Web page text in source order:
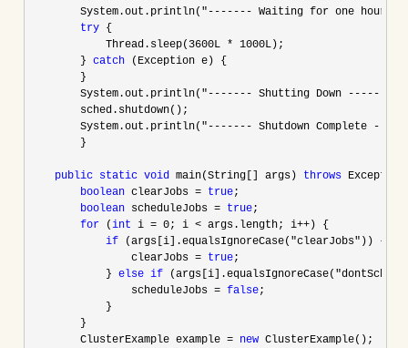
        System.out.println(
"------- Waiting for one
try {
            Thread.sleep(
3600L * 1000L);
        }
catch (Exception e) {
        }
        System.out.println(
"------- Shutting Down
        sched.shutdown();
        System.out.println(
"------- Shutdown Complete
        }
public static void main(String[] args) throws
boolean clearJobs = true;
boolean scheduleJobs = true;
for (int i = 0; i < args.length; i++) {
if (args[i].equalsIgnoreCase("clearJobs" )) {
                clearJobs
= true;
            }
else if
                scheduleJobs
= false;
            }
        }
        ClusterExample example
= new ClusterExample();